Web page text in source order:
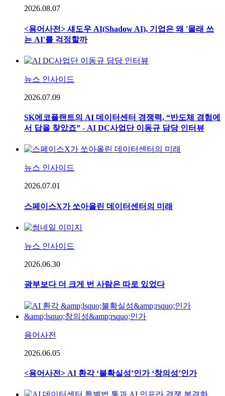
2026.08.07
<용어사전> 섀도우 AI(Shadow AI), 기업은 왜 '몰래 쓰
는 AI'를 걱정할까
뉴스 인사이드
2026.07.09
SK에코플랜트의 AI 데이터센터 경쟁력, “반도체 경험에
서 답을 찾았죠” - AI DC사업단 이동규 담당 인터뷰
뉴스 인사이드
2026.07.01
스페이스X가 쏘아올린 데이터센터의 미래
뉴스 인사이드
2026.06.30
광부보다 더 크게 번 사람은 따로 있었다
용어사전
2026.06.05
<용어사전> AI 환각 ‘불확실성’인가 ‘창의성’인가